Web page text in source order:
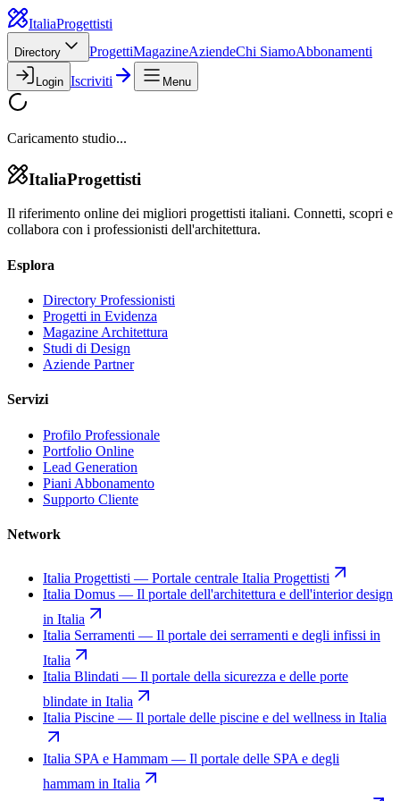
ItaliaProgettisti
Directory ProgettiMagazineAziendeChi SiamoAbbonamenti
Login Iscriviti Menu
Caricamento studio...
ItaliaProgettisti
Il riferimento online dei migliori progettisti italiani. Connetti, scopri e
collabora con i professionisti dell'architettura.
Esplora
Directory Professionisti
Progetti in Evidenza
Magazine Architettura
Studi di Design
Aziende Partner
Servizi
Profilo Professionale
Portfolio Online
Lead Generation
Piani Abbonamento
Supporto Cliente
Network
Italia Progettisti — Portale centrale Italia Progettisti
Italia Domus — Il portale dell'architettura e dell'interior design
in Italia
Italia Serramenti — Il portale dei serramenti e degli infissi in
Italia
Italia Blindati — Il portale della sicurezza e delle porte
blindate in Italia
Italia Piscine — Il portale delle piscine e del wellness in Italia
Italia SPA e Hammam — Il portale delle SPA e degli
hammam in Italia